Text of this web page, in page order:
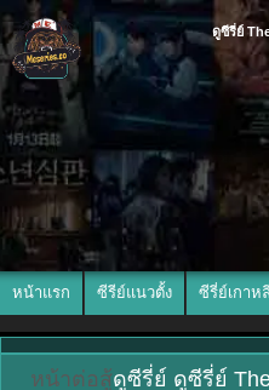
ดูซีรี่ย์
หน้าแรก ซีรีย์แนวตั้ง ซีรี่ย์เกาหลี
หน้าต่อสู้ดูซีรี่ย์ ดูซีรี่ย์